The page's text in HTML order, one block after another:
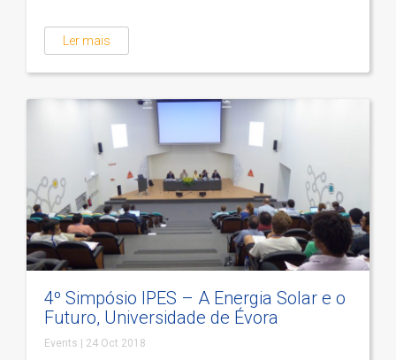
Ler mais
4º Simpósio IPES – A Energia Solar e o
Futuro, Universidade de Évora
Events 24 Oct 2018